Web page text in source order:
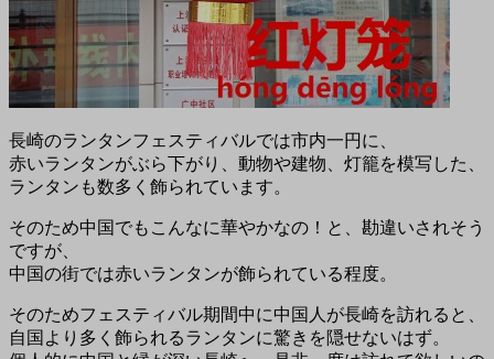
長崎のランタンフェスティバルでは市内一円に、
赤いランタンがぶら下がり、動物や建物、灯籠を模写した、
ランタンも数多く飾られています。
そのため中国でもこんなに華やかなの！と、勘違いされそう
ですが、
中国の街では赤いランタンが飾られている程度。
そのためフェスティバル期間中に中国人が長崎を訪れると、
自国より多く飾られるランタンに驚きを隠せないはず。